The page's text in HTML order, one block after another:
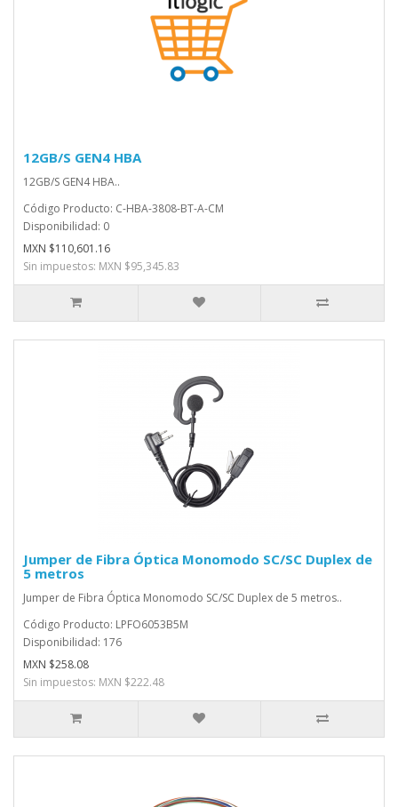
12GB/S GEN4 HBA
12GB/S GEN4 HBA..
Código Producto: C-HBA-3808-BT-A-CM
Disponibilidad: 0
MXN $110,601.16
Sin impuestos: MXN $95,345.83
Jumper de Fibra Óptica Monomodo SC/SC Duplex de
5 metros
Jumper de Fibra Óptica Monomodo SC/SC Duplex de 5 metros..
Código Producto: LPFO6053B5M
Disponibilidad: 176
MXN $258.08
Sin impuestos: MXN $222.48